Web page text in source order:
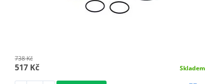
738 Kč
517 Kč Skladem